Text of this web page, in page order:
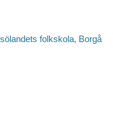
folkskola, Borgå